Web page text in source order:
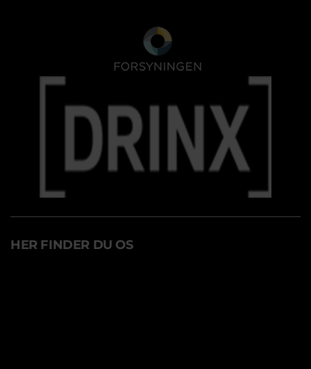
HER FINDER DU OS